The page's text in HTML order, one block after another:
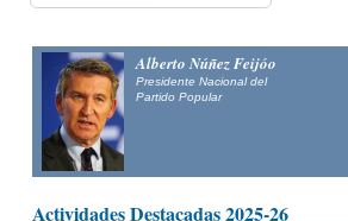
Alberto Núñez Feijóo
Presidente Nacional del
Partido Popular
Actividades Destacadas 2025-26